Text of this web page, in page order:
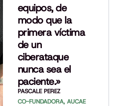
equipos, de
modo que la
primera víctima
de un
ciberataque
nunca sea el
paciente.»
PASCALE PEREZ
CO-FUNDADORA, AUCAE